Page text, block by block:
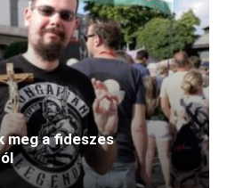
meg a fideszes